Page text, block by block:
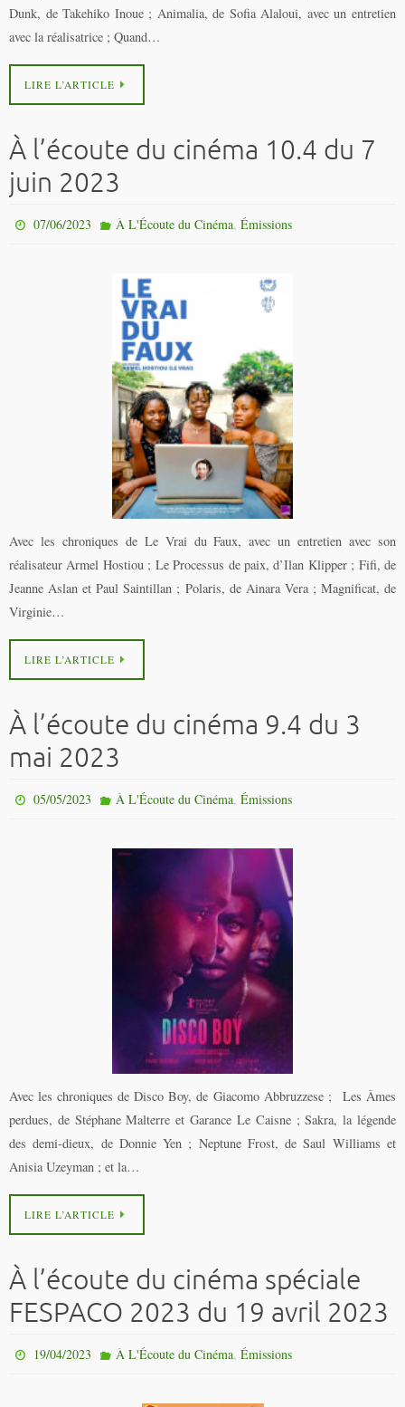
Dunk, de Takehiko Inoue ; Animalia, de Sofia Alaloui, avec un entretien
avec la réalisatrice ; Quand…
LIRE L’ARTICLE
À l’écoute du cinéma 10.4 du 7
juin 2023
07/06/2023 À L'Écoute du Cinéma, Émissions
Avec les chroniques de Le Vrai du Faux, avec un entretien avec son
réalisateur Armel Hostiou ; Le Processus de paix, d’Ilan Klipper ; Fifi, de
Jeanne Aslan et Paul Saintillan ; Polaris, de Ainara Vera ; Magnificat, de
Virginie…
LIRE L’ARTICLE
À l’écoute du cinéma 9.4 du 3
mai 2023
05/05/2023 À L'Écoute du Cinéma, Émissions
Avec les chroniques de Disco Boy, de Giacomo Abbruzzese ; Les Âmes
perdues, de Stéphane Malterre et Garance Le Caisne ; Sakra, la légende
des demi-dieux, de Donnie Yen ; Neptune Frost, de Saul Williams et
Anisia Uzeyman ; et la…
LIRE L’ARTICLE
À l’écoute du cinéma spéciale
FESPACO 2023 du 19 avril 2023
19/04/2023 À L'Écoute du Cinéma, Émissions